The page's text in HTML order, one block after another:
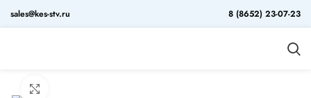
sales@kes-stv.ru 8 (8652) 23-07-23